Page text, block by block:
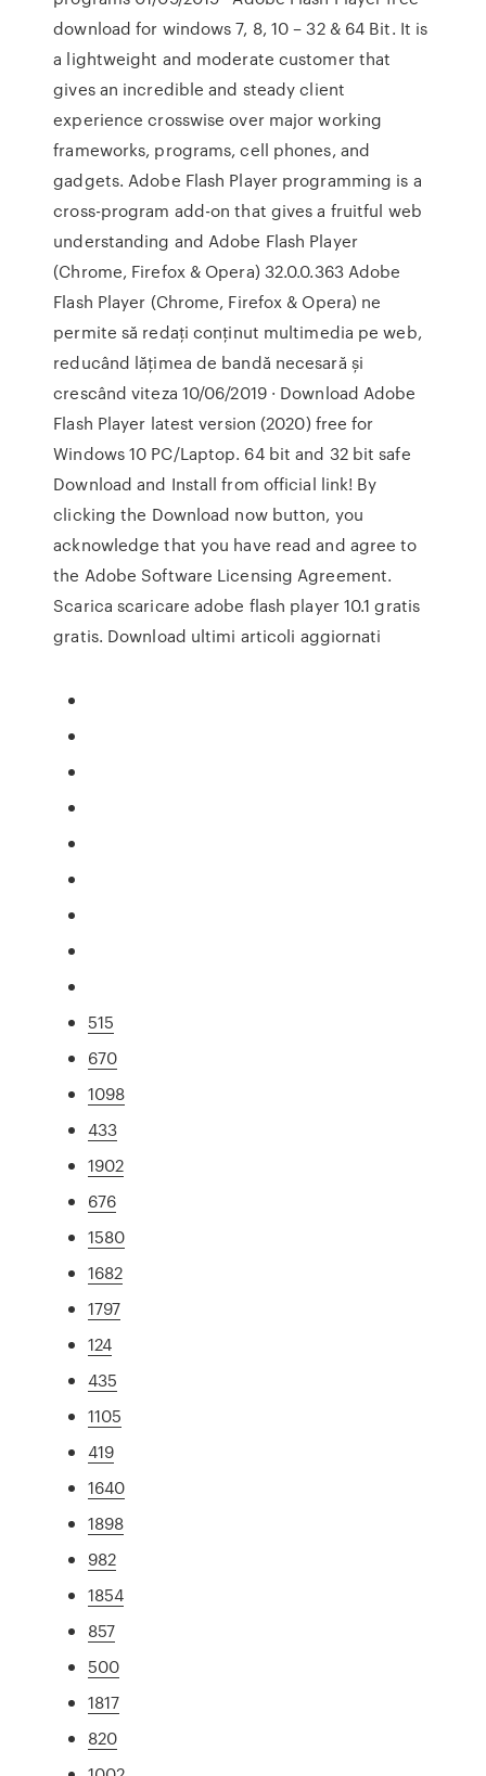
download for windows 7, 8, 10 – 32 & 64 Bit. It is
a lightweight and moderate customer that
gives an incredible and steady client
experience crosswise over major working
frameworks, programs, cell phones, and
gadgets. Adobe Flash Player programming is a
cross-program add-on that gives a fruitful web
understanding and Adobe Flash Player
(Chrome, Firefox & Opera) 32.0.0.363 Adobe
Flash Player (Chrome, Firefox & Opera) ne
permite să redați conținut multimedia pe web,
reducând lățimea de bandă necesară și
crescând viteza 10/06/2019 · Download Adobe
Flash Player latest version (2020) free for
Windows 10 PC/Laptop. 64 bit and 32 bit safe
Download and Install from official link! By
clicking the Download now button, you
acknowledge that you have read and agree to
the Adobe Software Licensing Agreement.
Scarica scaricare adobe flash player 10.1 gratis
gratis. Download ultimi articoli aggiornati
515
670
1098
433
1902
676
1580
1682
1797
124
435
1105
419
1640
1898
982
1854
857
500
1817
820